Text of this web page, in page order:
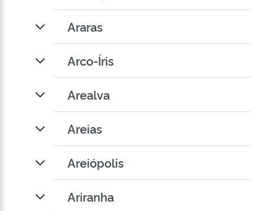
Araras
Arco-Íris
Arealva
Areias
Areiópolis
Ariranha